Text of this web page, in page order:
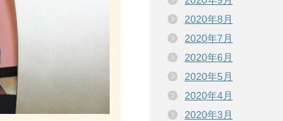
2020年8月
2020年7月
2020年6月
2020年5月
2020年4月
2020年3月